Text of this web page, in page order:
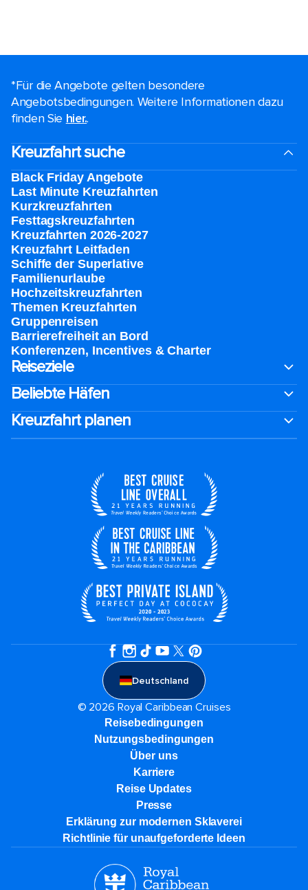
*Für die Angebote gelten besondere
Angebotsbedingungen. Weitere Informationen dazu
finden Sie hier..
Kreuzfahrt suche
Black Friday Angebote
Last Minute Kreuzfahrten
Kurzkreuzfahrten​
Festtagskreuzfahrten​
Kreuzfahrten 2026-2027
Kreuzfahrt Leitfaden
Schiffe der Superlative
Familienurlaube​
Hochzeitskreuzfahrten
Themen Kreuzfahrten
Gruppenreisen
Barrierefreiheit an Bord​
Konferenzen, Incentives & Charter
Reiseziele
Beliebte Häfen
Kreuzfahrt planen
Deutschland
© 2026 Royal Caribbean Cruises
Reisebedingungen
Nutzungsbedingungen
Über uns
Karriere​
Reise Updates​
Presse
Erklärung zur modernen Sklaverei
Richtlinie für unaufgeforderte Ideen